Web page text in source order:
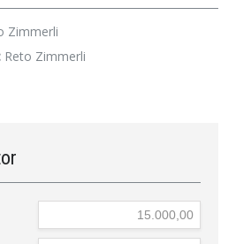
Zimmerli
Reto Zimmerli